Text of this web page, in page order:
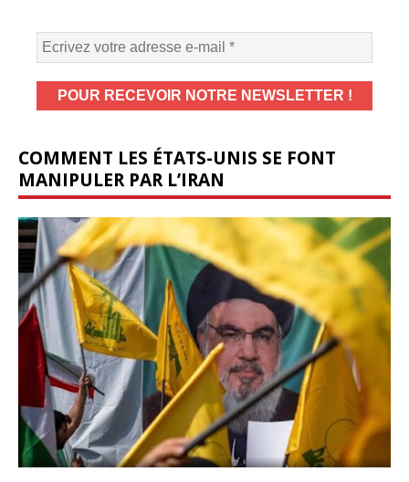
COMMENT LES ÉTATS-UNIS SE FONT
MANIPULER PAR L’IRAN